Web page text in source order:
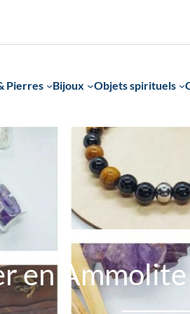
Pierres Bijoux Objets spirituels
en